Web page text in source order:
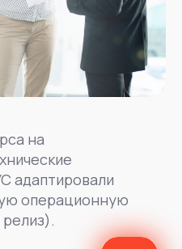
на
адаптировали
операционную